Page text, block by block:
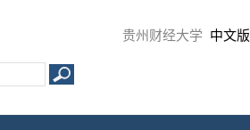
贵州财经大学 中文版